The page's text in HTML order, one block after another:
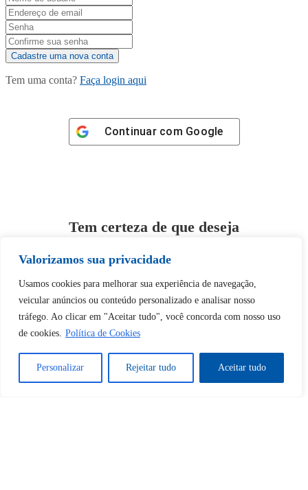
Valorizamos sua privacidade
Usamos cookies para melhorar sua experiência de navegação,
veicular anúncios ou conteúdo personalizado e analisar nosso
tráfego. Ao clicar em "Aceitar tudo", você concorda com nosso uso
de cookies. Política de Cookies
Personalizar Rejeitar tudo Aceitar tudo
Tem uma conta? Faça login aqui
Continuar com Google
Tem certeza de que deseja
Desbloquear esquerda : 0